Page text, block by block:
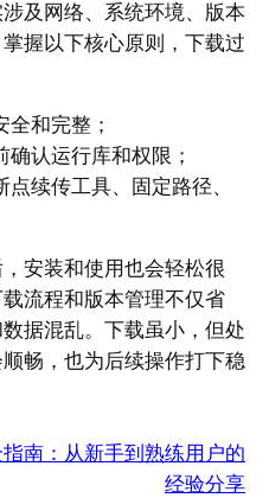
及网络、系统环境、版本
握以下核心原则，下载过
全和完整；
确认运行库和权限；
点续传工具、固定路径、
安装和使用也会轻松很
流程和版本管理不仅省
据混乱。下载虽小，但处
畅，也为后续操作打下稳
南：从新手到熟练用户的
经验分享